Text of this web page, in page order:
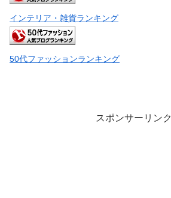
インテリア・雑貨ランキング
50代ファッションランキング
スポンサーリンク